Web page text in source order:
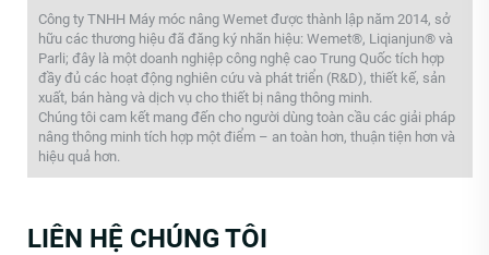
Công ty TNHH Máy móc nâng Wemet được thành lập năm 2014, sở
hữu các thương hiệu đã đăng ký nhãn hiệu: Wemet®, Liqianjun® và
Parli; đây là một doanh nghiệp công nghệ cao Trung Quốc tích hợp
đầy đủ các hoạt động nghiên cứu và phát triển (R&D), thiết kế, sản
xuất, bán hàng và dịch vụ cho thiết bị nâng thông minh.
Chúng tôi cam kết mang đến cho người dùng toàn cầu các giải pháp
nâng thông minh tích hợp một điểm – an toàn hơn, thuận tiện hơn và
hiệu quả hơn.
LIÊN HỆ CHÚNG TÔI